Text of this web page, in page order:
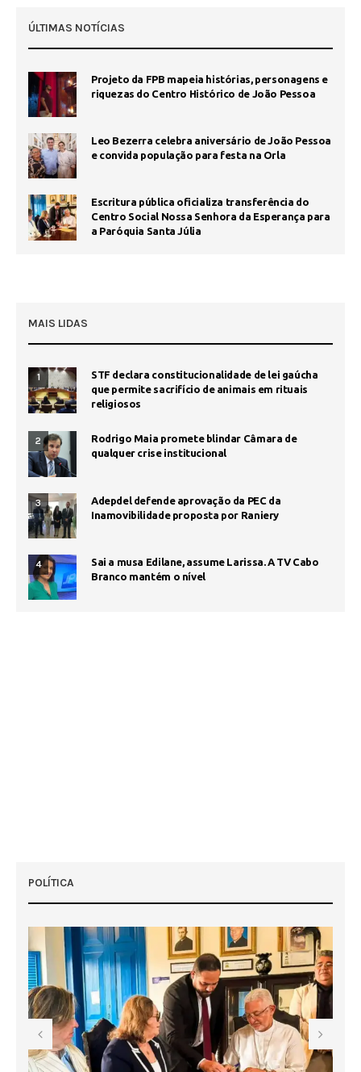
ÚLTIMAS NOTÍCIAS
Projeto da FPB mapeia histórias, personagens e
riquezas do Centro Histórico de João Pessoa
Leo Bezerra celebra aniversário de João Pessoa
e convida população para festa na Orla
Escritura pública oficializa transferência do
Centro Social Nossa Senhora da Esperança para
a Paróquia Santa Júlia
MAIS LIDAS
1
STF declara constitucionalidade de lei gaúcha
que permite sacrifício de animais em rituais
religiosos
2
Rodrigo Maia promete blindar Câmara de
qualquer crise institucional
3
Adepdel defende aprovação da PEC da
Inamovibilidade proposta por Raniery
4
Sai a musa Edilane, assume Larissa. A TV Cabo
Branco mantém o nível
POLÍTICA